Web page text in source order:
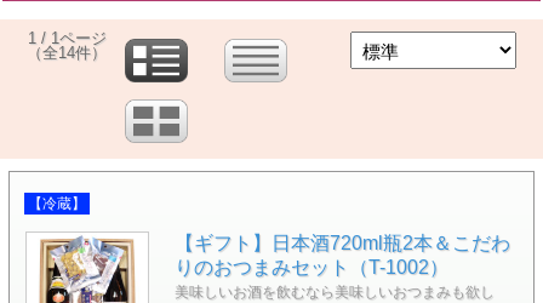
1 / 1ページ
（全14件）
【冷蔵】
【ギフト】日本酒720ml瓶2本＆こだわ
りのおつまみセット（T-1002）
美味しいお酒を飲むなら美味しいおつまみも欲し